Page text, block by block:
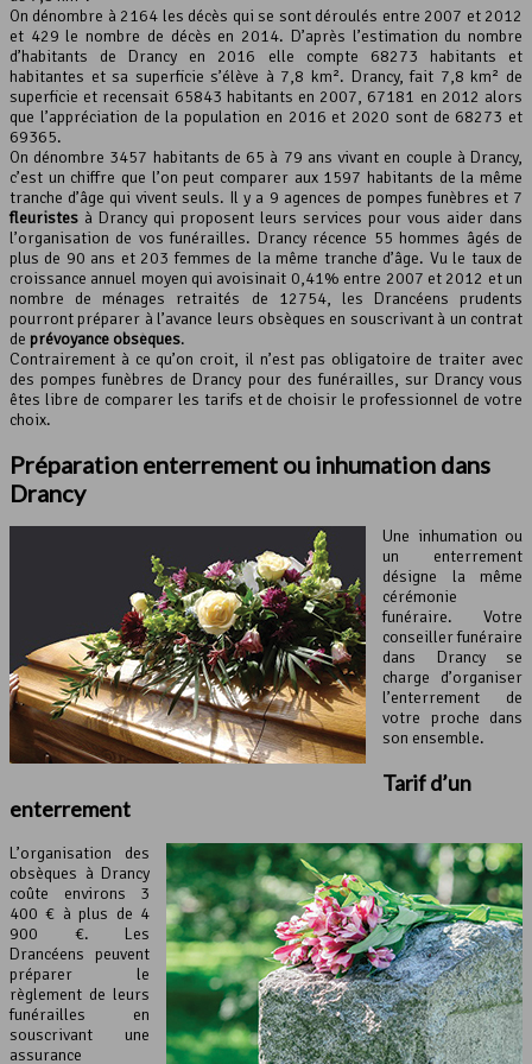
Leaflet, © OpenStreetMap contributeurs
On dénombre à 2164 les décès qui se sont déroulés entre 2007 et 2012
et 429 le nombre de décès en 2014. D’après l’estimation du nombre
d’habitants de Drancy en 2016 elle compte 68273 habitants et
habitantes et sa superficie s’élève à 7,8 km². Drancy, fait 7,8 km² de
superficie et recensait 65843 habitants en 2007, 67181 en 2012 alors
que l’appréciation de la population en 2016 et 2020 sont de 68273 et
69365.
On dénombre 3457 habitants de 65 à 79 ans vivant en couple à Drancy,
c’est un chiffre que l’on peut comparer aux 1597 habitants de la même
tranche d’âge qui vivent seuls. Il y a 9 agences de pompes funèbres et 7
fleuristes à Drancy qui proposent leurs services pour vous aider dans
l’organisation de vos funérailles. Drancy récence 55 hommes âgés de
plus de 90 ans et 203 femmes de la même tranche d’âge. Vu le taux de
croissance annuel moyen qui avoisinait 0,41% entre 2007 et 2012 et un
nombre de ménages retraités de 12754, les Drancéens prudents
pourront préparer à l’avance leurs obsèques en souscrivant à un contrat
de prévoyance obsèques.
Contrairement à ce qu’on croit, il n’est pas obligatoire de traiter avec
des pompes funèbres de Drancy pour des funérailles, sur Drancy vous
êtes libre de comparer les tarifs et de choisir le professionnel de votre
choix.
Préparation enterrement ou inhumation dans
Drancy
Une inhumation ou
un enterrement
désigne la même
cérémonie
funéraire. Votre
conseiller funéraire
dans Drancy se
charge d’organiser
l’enterrement de
votre proche dans
son ensemble.
Tarif d’un
enterrement
L’organisation des
obsèques à Drancy
coûte environs 3
400 € à plus de 4
900 €. Les
Drancéens peuvent
préparer le
règlement de leurs
funérailles en
souscrivant une
assurance